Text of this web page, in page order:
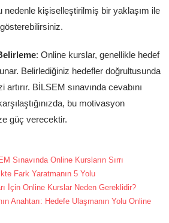
nedenle kişiselleştirilmiş bir yaklaşım ile
: Online kurslar, genellikle hedef
Belirlediğiniz hedefler doğrultusunda
BİLSEM sınavında cevabını
bu motivasyon
güç verecektir.
Sınavında Online Kursların Sırrı
Fark Yaratmanın 5 Yolu
İçin Online Kurslar Neden Gereklidir?
Anahtarı: Hedefe Ulaşmanın Yolu Online